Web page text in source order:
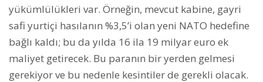
yükümlülükleri var. Örneğin, mevcut kabine, gayri
safi yurtiçi hasılanın %3,5’i olan yeni NATO hedefine
bağlı kaldı; bu da yılda 16 ila 19 milyar euro ek
maliyet getirecek. Bu paranın bir yerden gelmesi
gerekiyor ve bu nedenle kesintiler de gerekli olacak.